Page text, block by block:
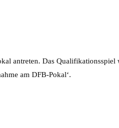
antreten. Das
am DFB-Pokal‘.